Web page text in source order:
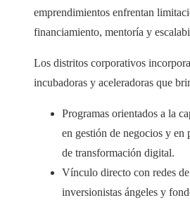
emprendimientos enfrentan
financiamiento, mentoría y
Los distritos corporativos
incubadoras y aceleradoras que
Programas orientados a la
en gestión de negocios y en
de transformación digital.
Vínculo directo con redes de
inversionistas ángeles y